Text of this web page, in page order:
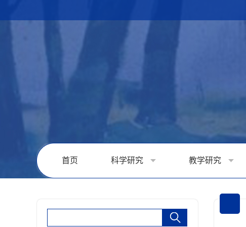
首页 科学研究 教学研究